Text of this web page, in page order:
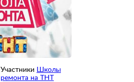
Участники Школы
ремонта на ТНТ